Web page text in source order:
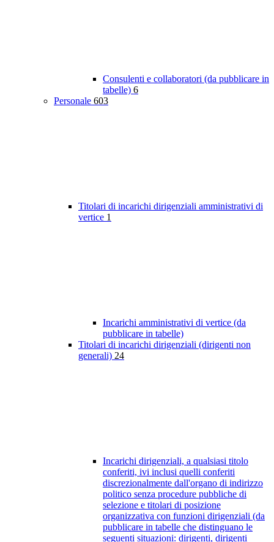
Consulenti e collaboratori (da pubblicare in
tabelle) 6
Personale 603
Titolari di incarichi dirigenziali amministrativi di
vertice 1
Incarichi amministrativi di vertice (da
pubblicare in tabelle)
Titolari di incarichi dirigenziali (dirigenti non
generali) 24
Incarichi dirigenziali, a qualsiasi titolo
conferiti, ivi inclusi quelli conferiti
discrezionalmente dall'organo di indirizzo
politico senza procedure pubbliche di
selezione e titolari di posizione
organizzativa con funzioni dirigenziali (da
pubblicare in tabelle che distinguano le
seguenti situazioni: dirigenti, dirigenti